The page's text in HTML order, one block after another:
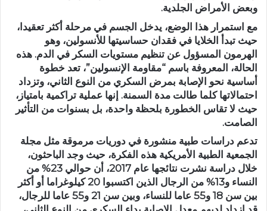
وبعض الأمراض الجلدية.
مع استمرار هذا الوضع، يدخل الجسم في مرحلة أكثر تعقيدا،
حيث تبدأ الخلايا في فقدان حساسيتها للأنسولين، وهو
الهرمون المسؤول عن تنظيم مستويات السكر في الدم. هذه
الحالة، المعروفة باسم “مقاومة الإنسولين”، تعد خطوة
أساسية نحو الإصابة بمرض السكري من النوع الثاني، وتزداد
احتمالاتها كلما طالت مدة السمنة. إنها عملية تراكمية بامتياز،
حيث لا تقاس الخطورة بلحظة واحدة، بل بسنوات من التأثير
الصامت.
تدعم دراسات طبية منشورة في دوريات مرموقة مثل مجلة
الجمعية الطبية الأمريكية هذه الفكرة، حيث وجد الباحثون،
خلال دراسة نشرت نتائجها عام 2017، أن حوالي 23% من
النساء و13% من الرجال الذين اكتسبوا 20 كيلوغراما أو أكثر
بين سن 18 و55 عاما للنساء، وبين سن 21 و55 عاما للرجال،